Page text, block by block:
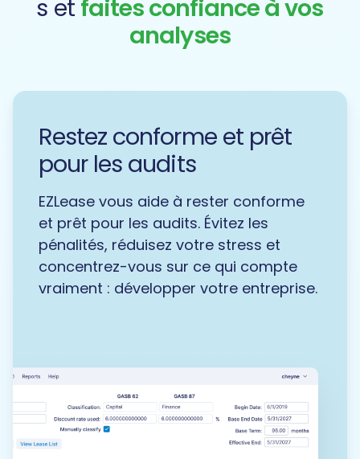
s et faites confiance à vos
analyses
Restez conforme et prêt
pour les audits
EZLease vous aide à rester conforme
et prêt pour les audits. Évitez les
pénalités, réduisez votre stress et
concentrez-vous sur ce qui compte
vraiment : développer votre entreprise.